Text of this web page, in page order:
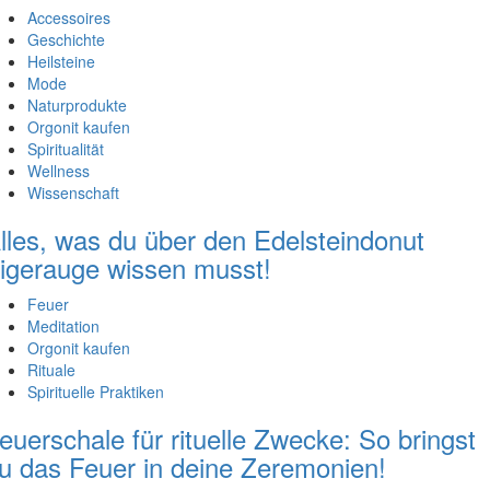
Accessoires
Geschichte
Heilsteine
Mode
Naturprodukte
Orgonit kaufen
Spiritualität
Wellness
Wissenschaft
was du über den Edelsteindonut
wissen musst!
Feuer
Meditation
Orgonit kaufen
Rituale
Spirituelle Praktiken
für rituelle Zwecke: So bringst
das Feuer in deine Zeremonien!